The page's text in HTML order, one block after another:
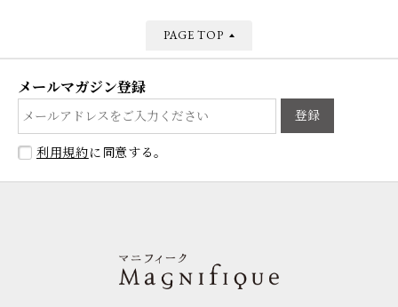
PAGE TOP
メールマガジン登録
登録
利用規約に同意する。